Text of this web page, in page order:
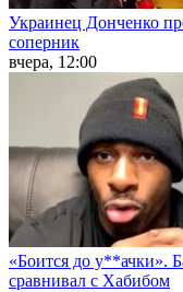
Украинец Донченко
соперник
вчера, 12:00
«Боится до у**ачки».
сравнивал с Хабибом